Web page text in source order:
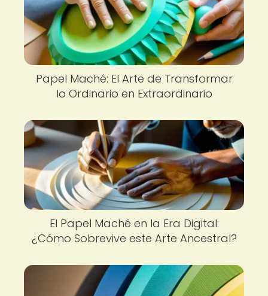
Papel Maché: El Arte de Transformar
lo Ordinario en Extraordinario
El Papel Maché en la Era Digital:
¿Cómo Sobrevive este Arte Ancestral?